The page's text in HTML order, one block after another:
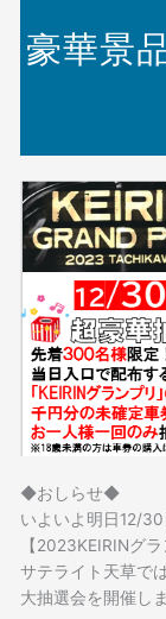
豪華景
◆おしらせ◆
いよいよ明日12/30
【2023KEIRINグ
サテライト天草で
大抽選会を開催し